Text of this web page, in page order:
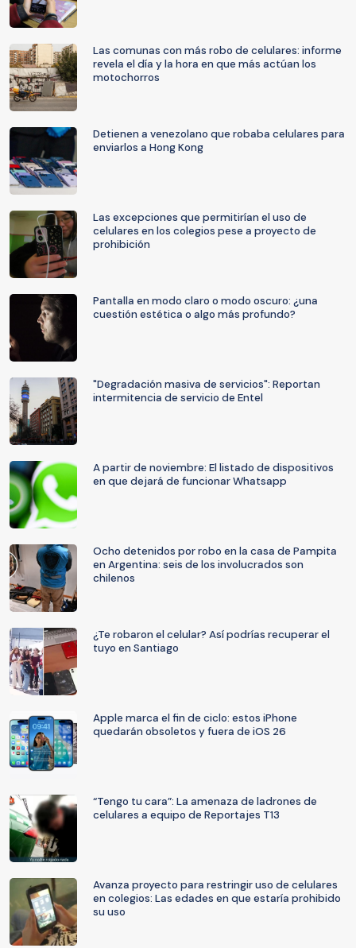
Las comunas con más robo de celulares: informe
revela el día y la hora en que más actúan los
motochorros
Detienen a venezolano que robaba celulares para
enviarlos a Hong Kong
Las excepciones que permitirían el uso de
celulares en los colegios pese a proyecto de
prohibición
Pantalla en modo claro o modo oscuro: ¿una
cuestión estética o algo más profundo?
"Degradación masiva de servicios": Reportan
intermitencia de servicio de Entel
A partir de noviembre: El listado de dispositivos
en que dejará de funcionar Whatsapp
Ocho detenidos por robo en la casa de Pampita
en Argentina: seis de los involucrados son
chilenos
¿Te robaron el celular? Así podrías recuperar el
tuyo en Santiago
Apple marca el fin de ciclo: estos iPhone
quedarán obsoletos y fuera de iOS 26
“Tengo tu cara”: La amenaza de ladrones de
celulares a equipo de Reportajes T13
Avanza proyecto para restringir uso de celulares
en colegios: Las edades en que estaría prohibido
su uso